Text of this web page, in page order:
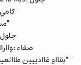
صفاء
""بقااو غاادييين